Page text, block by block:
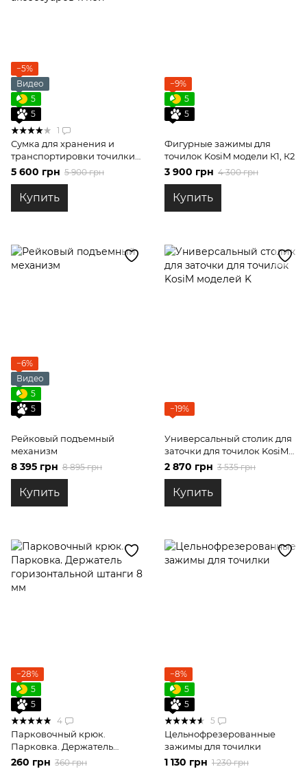
−5%
Видео
5
5
1
Сумка для хранения и
транспортировки точилки
KosiM и аксессуаров к ней
5 600 грн 5 900 грн
Купить
−9%
5
5
Фигурные зажимы для
точилок KosiM модели К1, К2
3 900 грн 4 300 грн
Купить
−6%
Видео
5
5
Рейковый подъемный
механизм
8 395 грн 8 895 грн
Купить
−19%
Универсальный столик для
заточки для точилок KosiM
моделей K
2 870 грн 3 535 грн
Купить
−28%
5
5
4
Парковочный крюк.
Парковка. Держатель
горизонтальной штанги 8
260 грн 360 грн
−8%
5
5
5
Цельнофрезерованные
зажимы для точилки
1 130 грн 1 230 грн